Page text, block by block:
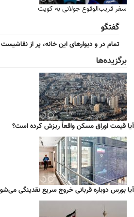
سفر قریب‌الوقوع جولانی به کویت
گفتگو
تمام در و دیوارهای این خانه، پر از نقاشیست
برگزیده‌ها
آیا قیمت اوراق مسکن واقعاً ریزش کرده است؟
آیا بورس دوباره قربانی خروج سریع نقدینگی